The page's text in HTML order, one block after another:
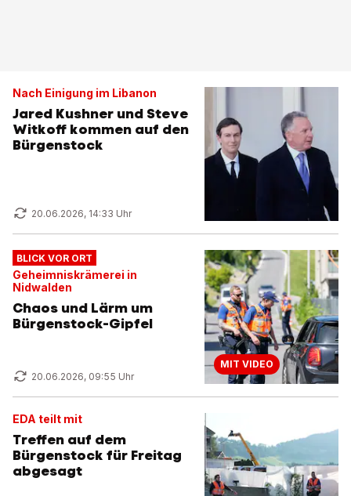
Nach Einigung im Libanon
Jared Kushner und Steve
Witkoff kommen auf den
Bürgenstock
20.06.2026, 14:33 Uhr
BLICK VOR ORT
Geheimniskrämerei in
Nidwalden
Chaos und Lärm um
Bürgenstock-Gipfel
20.06.2026, 09:55 Uhr
MIT VIDEO
EDA teilt mit
Treffen auf dem
Bürgenstock für Freitag
abgesagt